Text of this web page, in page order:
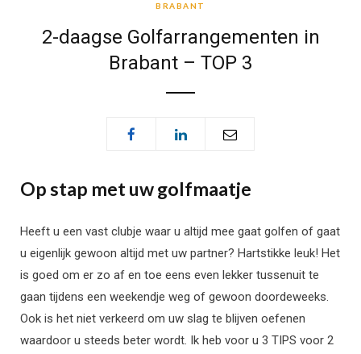
BRABANT
2-daagse Golfarrangementen in
Brabant – TOP 3
Op stap met uw golfmaatje
Heeft u een vast clubje waar u altijd mee gaat golfen of gaat
u eigenlijk gewoon altijd met uw partner? Hartstikke leuk! Het
is goed om er zo af en toe eens even lekker tussenuit te
gaan tijdens een weekendje weg of gewoon doordeweeks.
Ook is het niet verkeerd om uw slag te blijven oefenen
waardoor u steeds beter wordt. Ik heb voor u 3 TIPS voor 2